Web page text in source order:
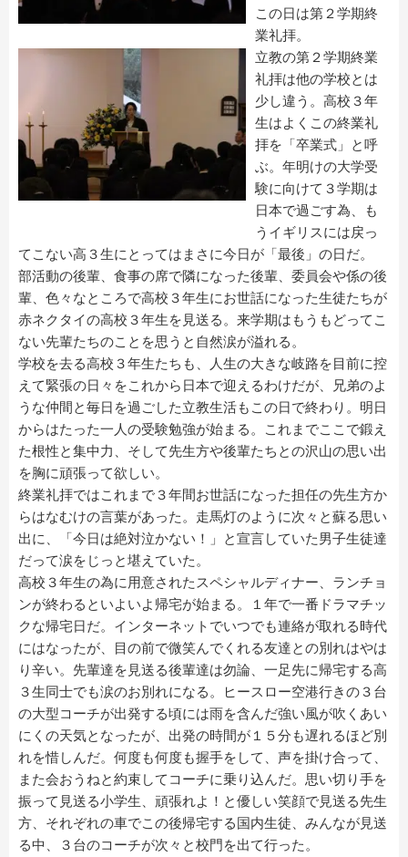
この日は第２学期終
業礼拝。
立教の第２学期終業
礼拝は他の学校とは
少し違う。高校３年
生はよくこの終業礼
拝を「卒業式」と呼
ぶ。年明けの大学受
験に向けて３学期は
日本で過ごす為、も
うイギリスには戻っ
てこない高３生にとってはまさに今日が「最後」の日だ。
部活動の後輩、食事の席で隣になった後輩、委員会や係の後
輩、色々なところで高校３年生にお世話になった生徒たちが
赤ネクタイの高校３年生を見送る。来学期はもうもどってこ
ない先輩たちのことを思うと自然涙が溢れる。
学校を去る高校３年生たちも、人生の大きな岐路を目前に控
えて緊張の日々をこれから日本で迎えるわけだが、兄弟のよ
うな仲間と毎日を過ごした立教生活もこの日で終わり。明日
からはたった一人の受験勉強が始まる。これまでここで鍛え
た根性と集中力、そして先生方や後輩たちとの沢山の思い出
を胸に頑張って欲しい。
終業礼拝ではこれまで３年間お世話になった担任の先生方か
らはなむけの言葉があった。走馬灯のように次々と蘇る思い
出に、「今日は絶対泣かない！」と宣言していた男子生徒達
だって涙をじっと堪えていた。
高校３年生の為に用意されたスペシャルディナー、ランチョ
ンが終わるといよいよ帰宅が始まる。１年で一番ドラマチッ
クな帰宅日だ。インターネットでいつでも連絡が取れる時代
にはなったが、目の前で微笑んでくれる友達との別れはやは
り辛い。先輩達を見送る後輩達は勿論、一足先に帰宅する高
３生同士でも涙のお別れになる。ヒースロー空港行きの３台
の大型コーチが出発する頃には雨を含んだ強い風が吹くあい
にくの天気となったが、出発の時間が１５分も遅れるほど別
れを惜しんだ。何度も何度も握手をして、声を掛け合って、
また会おうねと約束してコーチに乗り込んだ。思い切り手を
振って見送る小学生、頑張れよ！と優しい笑顔で見送る先生
方、それぞれの車でこの後帰宅する国内生徒、みんなが見送
る中、３台のコーチが次々と校門を出て行った。